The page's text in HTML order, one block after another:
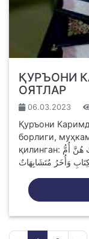
ҚУРЪОНИ
ОЯТЛАР
06.03.2023
Қуръони
борлиги,
қилинган: هُوَ الَّذِي أَنْزَلَ عَلَيْكَ الْكِتَابَ مِنْهُ آيَاتٌ مُحْكَمَاتٌ هُنَّ أُمُّ